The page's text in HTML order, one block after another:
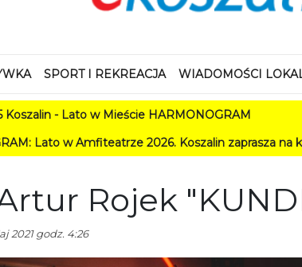
SPORT I REKREACJA WIADOMOŚCI
w Mieście HARMONOGRAM
Amfiteatrze 2026. Koszalin zaprasza na koncerty,
Rojek
2021 godz. 4:26